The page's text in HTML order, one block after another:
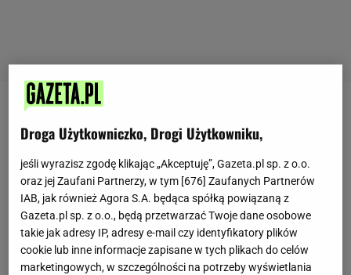
ikony
Droga Użytkowniczko, Drogi Użytkowniku,
jeśli wyrazisz zgodę klikając „Akceptuję”, Gazeta.pl sp. z o.o.
oraz jej Zaufani Partnerzy, w tym [676] Zaufanych Partnerów
IAB, jak również Agora S.A. będąca spółką powiązaną z
Gazeta.pl sp. z o.o., będą przetwarzać Twoje dane osobowe
takie jak adresy IP, adresy e-mail czy identyfikatory plików
cookie lub inne informacje zapisane w tych plikach do celów
marketingowych, w szczególności na potrzeby wyświetlania